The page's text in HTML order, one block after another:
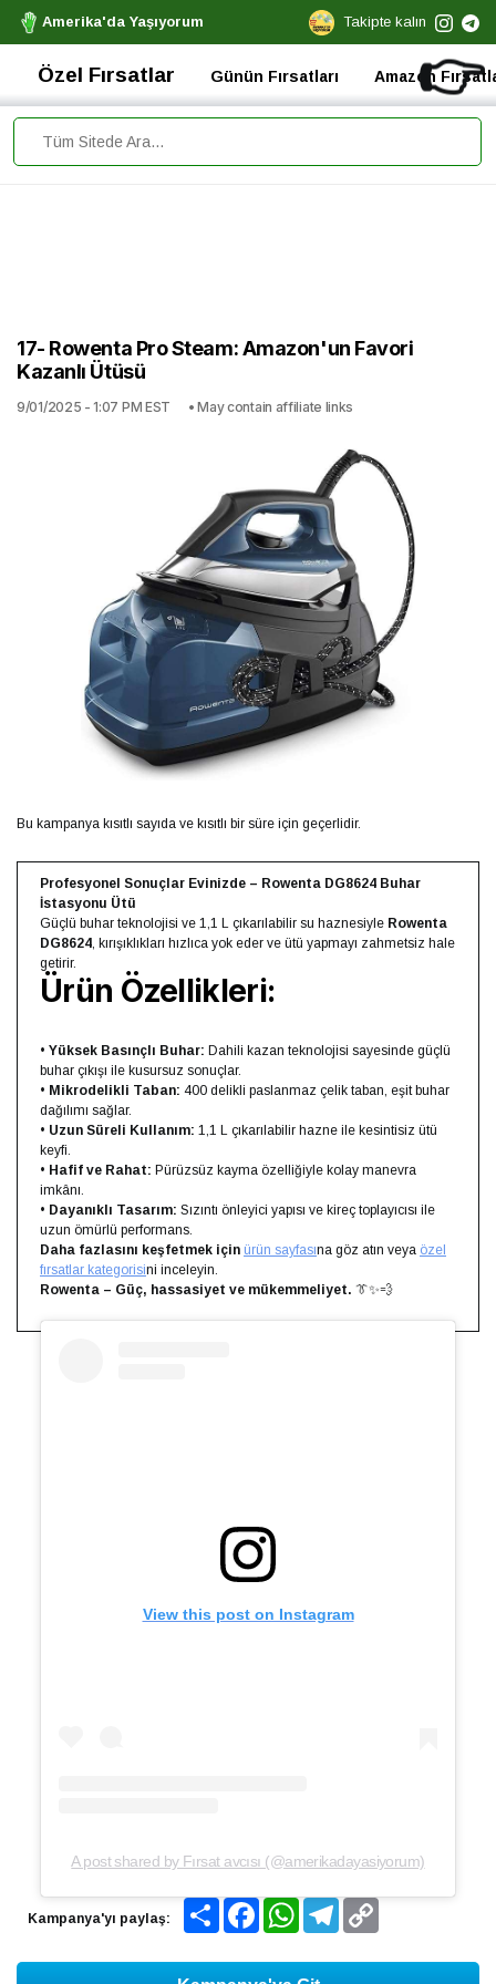
Amerika'da Yaşıyorum Takipte kalın
👉
Özel Fırsatlar Günün Fırsatları Amazon
17- Rowenta Pro Steam: Amazon'un Favori
Kazanlı Ütüsü
9/01/2025 - 1:07 PM EST • May contain affiliate links
Bu kampanya kısıtlı sayıda ve kısıtlı bir süre için geçerlidir.
Profesyonel Sonuçlar Evinizde – Rowenta DG8624 Buhar
İstasyonu Ütü
Güçlü buhar teknolojisi ve 1,1 L çıkarılabilir su haznesiyle Rowenta
DG8624, kırışıklıkları hızlıca yok eder ve ütü yapmayı zahmetsiz hale
getirir.
Ürün Özellikleri:
• Yüksek Basınçlı Buhar: Dahili kazan teknolojisi sayesinde güçlü
buhar çıkışı ile kusursuz sonuçlar.
• Mikrodelikli Taban: 400 delikli paslanmaz çelik taban, eşit buhar
dağılımı sağlar.
• Uzun Süreli Kullanım: 1,1 L çıkarılabilir hazne ile kesintisiz ütü
keyfi.
• Hafif ve Rahat: Pürüzsüz kayma özelliğiyle kolay manevra
imkânı.
• Dayanıklı Tasarım: Sızıntı önleyici yapısı ve kireç toplayıcısı ile
uzun ömürlü performans.
Daha fazlasını keşfetmek için ürün sayfasına göz atın veya özel
fırsatlar kategorisini inceleyin.
Rowenta – Güç, hassasiyet ve mükemmeliyet. 👔✨💨
View this post on Instagram
A post shared by Fırsat avcısı (@amerikadayasiyorum)
Kampanya'yı paylaş:
Share FacebookWhatsAppTelegram